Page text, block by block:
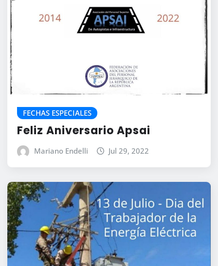
FECHAS ESPECIALES
Feliz Aniversario Apsai
Mariano Endelli Jul 29, 2022